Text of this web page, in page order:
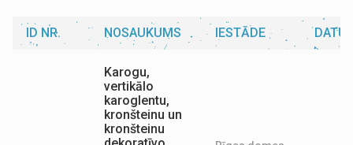
ID NR. NOSAUKUMS IESTĀDE
Karogu,
vertikālo
karoglentu,
kronšteinu un
kronšteinu